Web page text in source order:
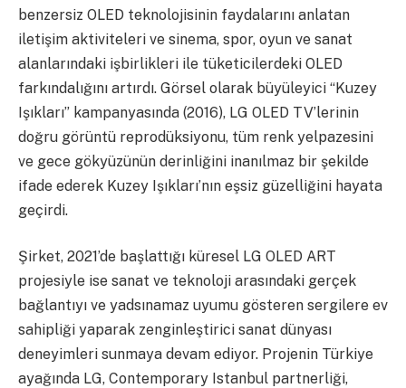
benzersiz OLED teknolojisinin faydalarını anlatan
iletişim aktiviteleri ve sinema, spor, oyun ve sanat
alanlarındaki işbirlikleri ile tüketicilerdeki OLED
farkındalığını artırdı. Görsel olarak büyüleyici “Kuzey
Işıkları” kampanyasında (2016), LG OLED TV’lerinin
doğru görüntü reprodüksiyonu, tüm renk yelpazesini
ve gece gökyüzünün derinliğini inanılmaz bir şekilde
ifade ederek Kuzey Işıkları’nın eşsiz güzelliğini hayata
geçirdi.
Şirket, 2021’de başlattığı küresel LG OLED ART
projesiyle ise sanat ve teknoloji arasındaki gerçek
bağlantıyı ve yadsınamaz uyumu gösteren sergilere ev
sahipliği yaparak zenginleştirici sanat dünyası
deneyimleri sunmaya devam ediyor. Projenin Türkiye
ayağında LG, Contemporary Istanbul partnerliği,